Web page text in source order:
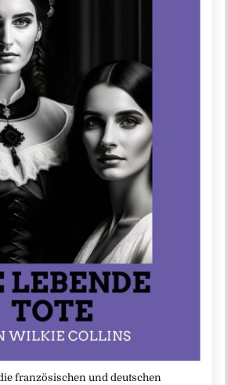
französischen und deutschen